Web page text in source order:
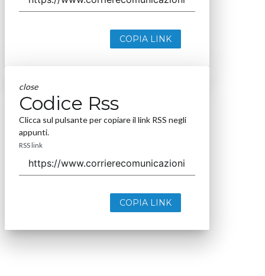
COPIA LINK
close
Codice Rss
Clicca sul pulsante per copiare il link RSS negli
appunti.
RSS link
COPIA LINK